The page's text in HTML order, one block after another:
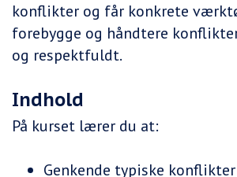
konflikter og får konkrete
forebygge og håndtere
og respektfuldt.
Indhold
På kurset lærer du at:
Genkende typiske